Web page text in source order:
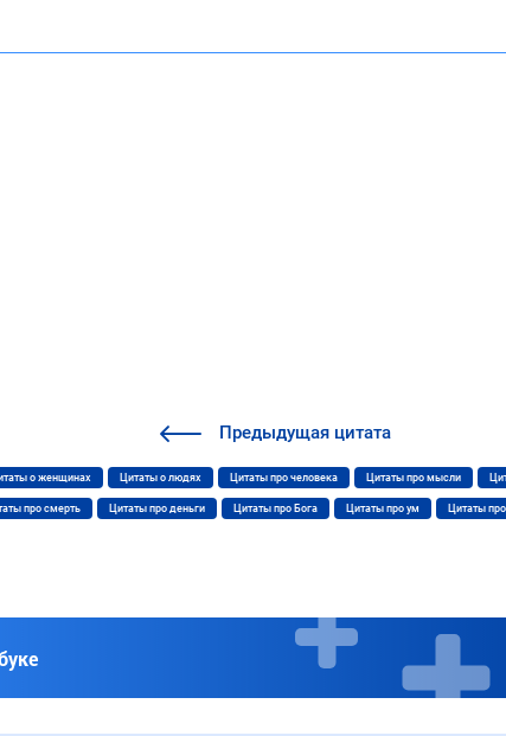
Предыдущаяцитата
о женщинах Цитаты о людях Цитаты про человека Цитаты про мысли
про смерть Цитаты про деньги Цитаты про Бога Цитаты про ум Цитаты